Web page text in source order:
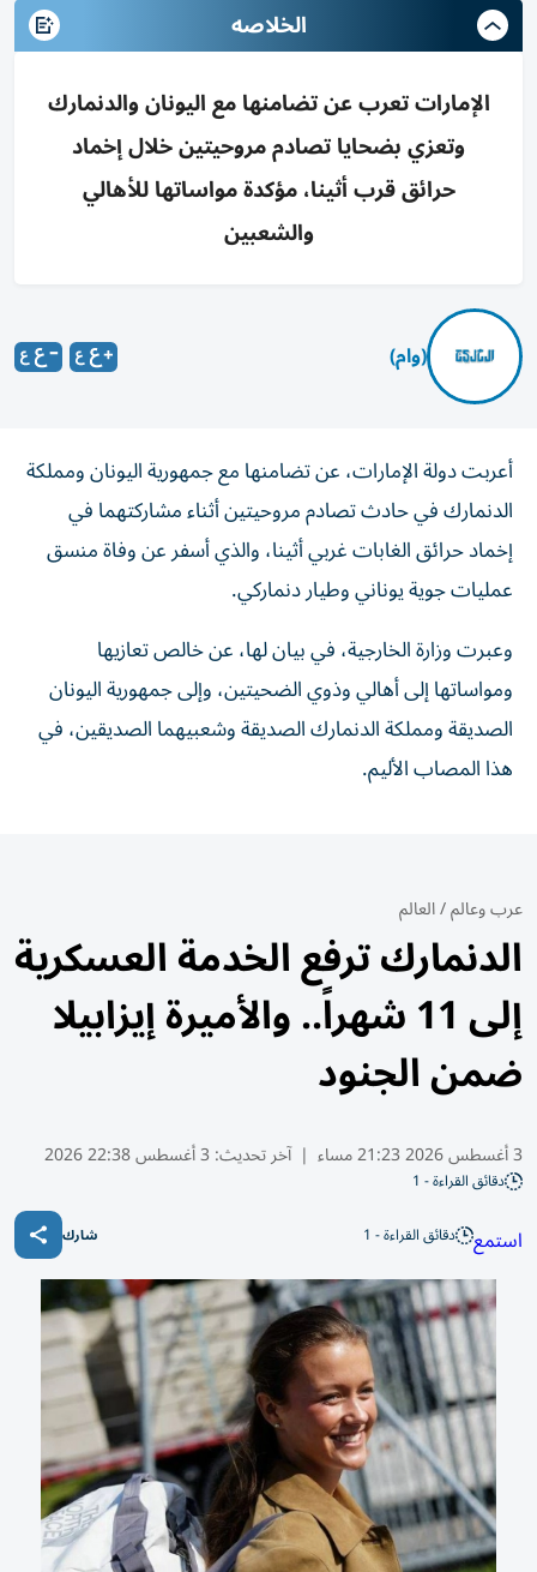
الخلاصه
الإمارات تعرب عن تضامنها مع اليونان والدنمارك
وتعزي بضحايا تصادم مروحيتين خلال إخماد
حرائق قرب أثينا، مؤكدة مواساتها للأهالي
والشعبين
(وام)
أعربت دولة الإمارات، عن تضامنها مع جمهورية اليونان ومملكة
الدنمارك في حادث تصادم مروحيتين أثناء مشاركتهما في
إخماد حرائق الغابات غربي أثينا، والذي أسفر عن وفاة منسق
عمليات جوية يوناني وطيار دنماركي.
وعبرت وزارة الخارجية، في بيان لها، عن خالص تعازيها
ومواساتها إلى أهالي وذوي الضحيتين، وإلى جمهورية اليونان
الصديقة ومملكة الدنمارك الصديقة وشعبيهما الصديقين، في
هذا المصاب الأليم.
عرب وعالم/العالم
الدنمارك ترفع الخدمة العسكرية
إلى 11 شهراً.. والأميرة إيزابيلا
ضمن الجنود
3 أغسطس 2026 21:23 مساء | آخر تحديث: 3 أغسطس 22:38 2026
دقائق القراءة - 1
استمع دقائق القراءة - 1 شارك